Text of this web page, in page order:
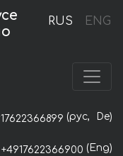
RUS ENG
(рус, De)
+4917622366900 (Eng)